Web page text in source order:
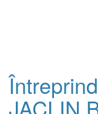
JACLIN